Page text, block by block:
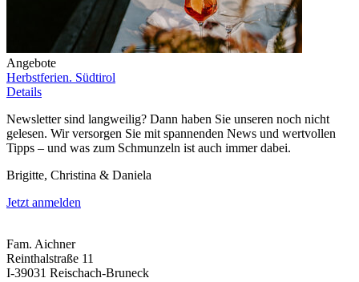
Angebote
Herbstferien. Südtirol
Details
Newsletter sind langweilig? Dann haben Sie unseren noch nicht
gelesen. Wir versorgen Sie mit spannenden News und wertvollen
Tipps – und was zum Schmunzeln ist auch immer dabei.
Brigitte, Christina & Daniela
Jetzt anmelden
Fam. Aichner
Reinthalstraße 11
I-39031 Reischach-Bruneck